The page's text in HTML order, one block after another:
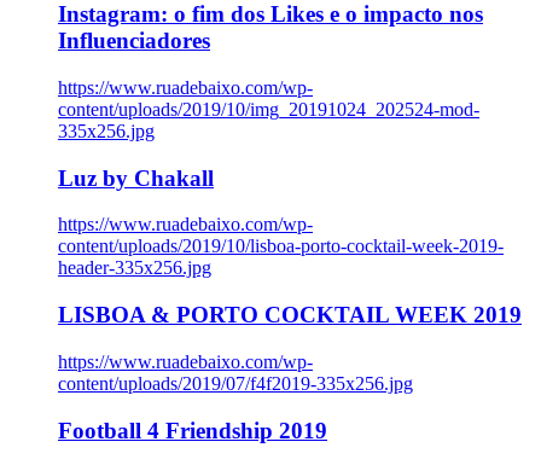
Instagram: o fim dos Likes e o impacto nos
Influenciadores
https://www.ruadebaixo.com/wp-
content/uploads/2019/10/img_20191024_202524-mod-
335x256.jpg
Luz by Chakall
https://www.ruadebaixo.com/wp-
content/uploads/2019/10/lisboa-porto-cocktail-week-2019-
header-335x256.jpg
LISBOA & PORTO COCKTAIL WEEK 2019
https://www.ruadebaixo.com/wp-
content/uploads/2019/07/f4f2019-335x256.jpg
Football 4 Friendship 2019